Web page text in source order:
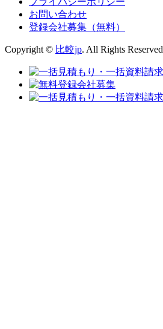
お問い合わせ
登録会社募集（無料）
Copyright © 比較jp. All Rights Reserved